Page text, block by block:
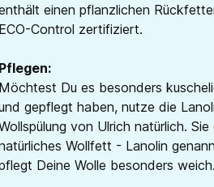
einen pflanzlichen
ECO-Control zertifiziert.
Pflegen:
Möchtest Du es besonders
gepflegt haben, nutze die
von Ulrich natürlich.
Wollfett - Lanolin
Deine Wolle besonders weich.